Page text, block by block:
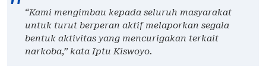
“Kami mengimbau kepada seluruh masyarakat
untuk turut berperan aktif melaporkan segala
bentuk aktivitas yang mencurigakan terkait
narkoba,” kata Iptu Kiswoyo.